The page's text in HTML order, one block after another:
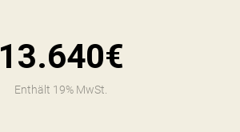
13.640€
Enthält 19% MwSt.